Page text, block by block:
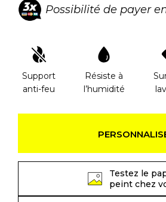
Possibilité de payer
Support
anti-feu
Résiste à
l’humidité
Testez le
peint chez